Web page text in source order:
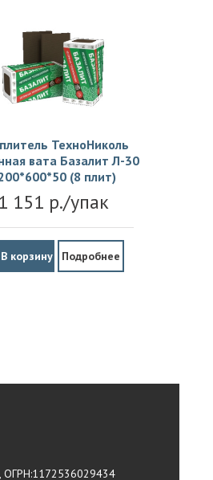
ТехноНиколь
вата Базалит Л-30
(8 плит)
1 151 р./упак
В корзину Подробнее